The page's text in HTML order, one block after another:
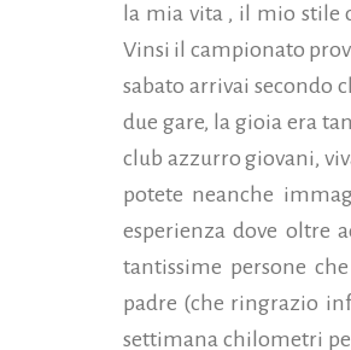
la mia vita , il mio
Vinsi il campionato
sabato arrivai secondo
due gare, la gioia era
club azzurro giovani,
potete neanche
esperienza dove oltre
tantissime persone
padre (che ringrazio
settimana chilometri